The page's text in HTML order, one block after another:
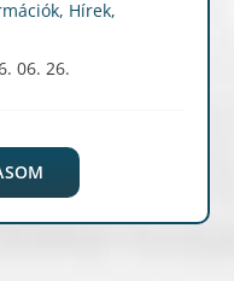
, Hírek,
06. 26.